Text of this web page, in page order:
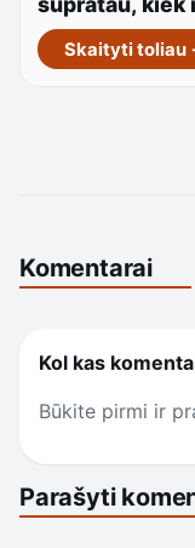
Skaityti toliau
Komentarai
Kol kas
Būkite pirmi ir
Parašyti